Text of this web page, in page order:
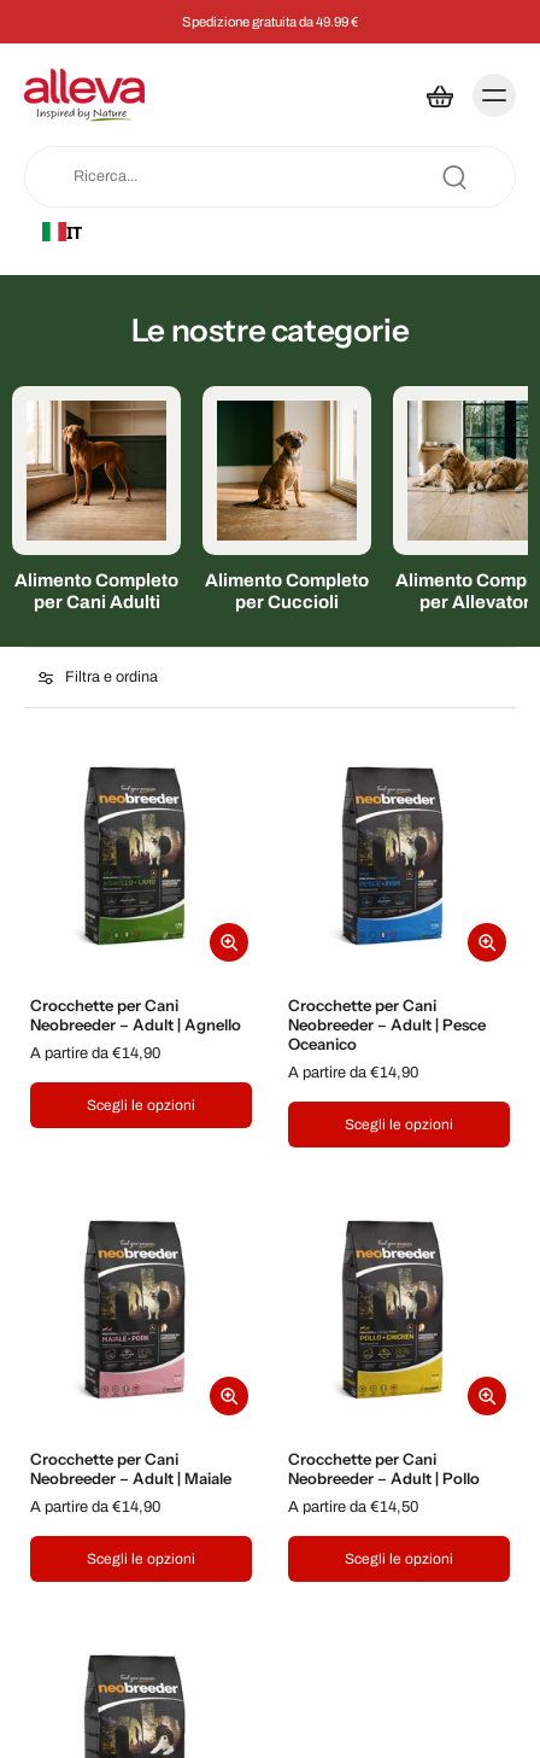
Spedizione gratuita da 49.99 €
IT
Le nostre categorie
Alimento Completo
per Cani Adulti
Alimento Completo
per Cuccioli
Alimento
per Allevatori
Filtra e ordina
Crocchette per Cani
Neobreeder – Adult | Agnello
A partire da €14,90
Scegli le opzioni
Crocchette per Cani
Neobreeder – Adult | Pesce
Oceanico
A partire da €14,90
Scegli le opzioni
Crocchette per Cani
Neobreeder – Adult | Maiale
A partire da €14,90
Scegli le opzioni
Crocchette per Cani
Neobreeder – Adult | Pollo
A partire da €14,50
Scegli le opzioni